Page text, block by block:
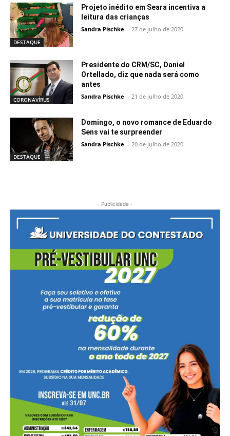
DESTAQUE
Projeto inédito em Seara incentiva a
leitura das crianças
Sandra Pischke - 27 de julho de 2020
CORONAVÍRUS
Presidente do CRM/SC, Daniel
Ortellado, diz que nada será como
antes
Sandra Pischke - 21 de julho de 2020
DESTAQUE
Domingo, o novo romance de Eduardo
Sens vai te surpreender
Sandra Pischke - 20 de julho de 2020
- Publicidade -